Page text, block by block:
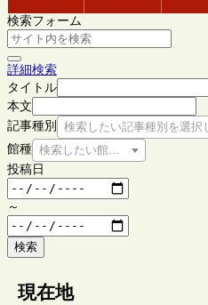
検索フォーム
詳細検索
タイトル
本文
記事種別
検索したい記事種別を選択
館種 検索したい館種を選択してくだ
投稿日
～
検索
現在地